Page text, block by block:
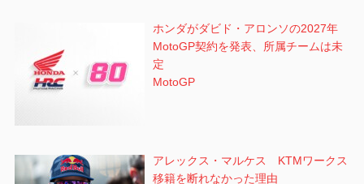
ホンダがダビド・アロンソの2027年
MotoGP契約を発表、所属チームは未
定
MotoGP
アレックス・マルケス KTMワークス
移籍を断れなかった理由